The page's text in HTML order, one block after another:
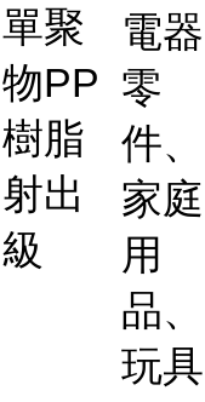
單聚
物PP
樹脂
射出
級
電器
零
件、
家庭
用
品、
玩具